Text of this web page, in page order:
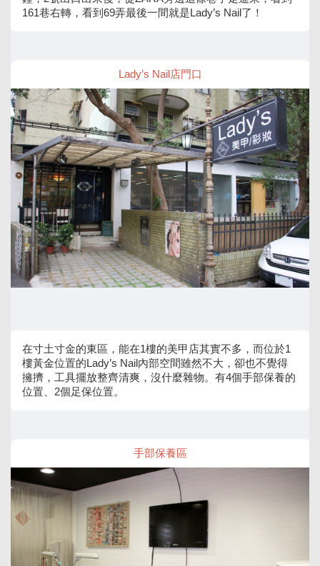
161巷右轉，看到69弄最後一間就是Lady’s Nail了！
Lady’s Nail店門口
在寸土寸金的東區，能在1樓的美甲店其實不多，而位於1
樓黃金位置的Lady’s Nail內部空間雖然不大，卻也不覺得
擁擠，工具擺放整齊清爽，沒什麼雜物。有4個手部保養的
位置、2個足保位置。
手部保養區